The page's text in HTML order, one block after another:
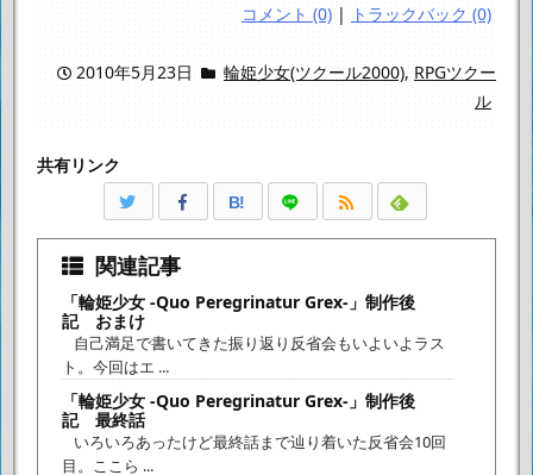
コメント (0) | トラックバック (0)
2010年5月23日 輪姫少女(ツクール2000), RPGツクー
ル
共有リンク
B!
関連記事
「輪姫少女 -Quo Peregrinatur Grex-」制作後
記 おまけ
自己満足で書いてきた振り返り反省会もいよいよラス
ト。今回はエ ...
「輪姫少女 -Quo Peregrinatur Grex-」制作後
記 最終話
いろいろあったけど最終話まで辿り着いた反省会10回
目。ここら ...